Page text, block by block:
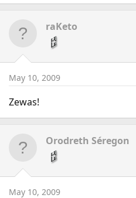
raKeto
May 10, 2009
Zewas!
Orodreth Séregon
May 10, 2009